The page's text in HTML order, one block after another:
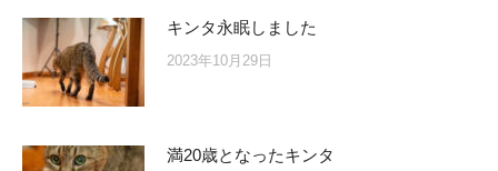
キンタ永眠しました
2023年10月29日
満20歳となったキンタ